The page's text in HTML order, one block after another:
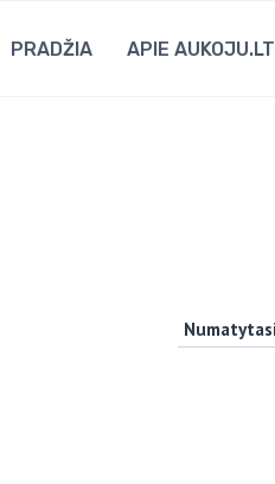
PRADŽIA APIE AUKOJU.LT